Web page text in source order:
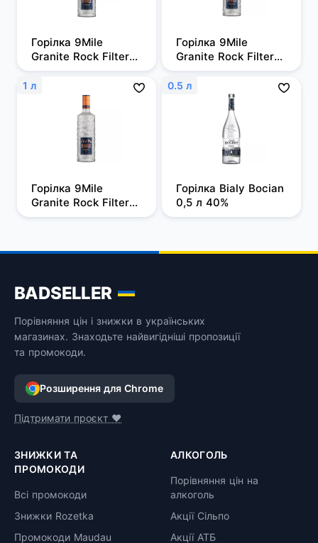
Горілка 9Mile
Granite Rock Filtered
0,5л, 37,5%
Горілка 9Mile
Granite Rock Filtered
0,7 л, 37,5%
1 л
Горілка 9Mile
Granite Rock Filtered
1 л, 37,5%
0.5 л
Горілка Bialy Bocian
0,5 л 40%
BADSELLER
Порівняння цін і знижки в українських
магазинах. Знаходьте найвигідніші пропозиції
та промокоди.
Розширення для Chrome
Підтримати проєкт ❤️
ЗНИЖКИ ТА
ПРОМОКОДИ
Всі промокоди
Знижки Rozetka
Промокоди Maudau
АЛКОГОЛЬ
Порівняння цін на
алкоголь
Акції Сільпо
Акції АТБ